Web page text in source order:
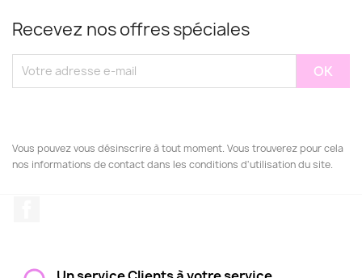
Recevez nos offres spéciales
Vous pouvez vous désinscrire à tout moment. Vous trouverez pour cela
nos informations de contact dans les conditions d'utilisation du site.